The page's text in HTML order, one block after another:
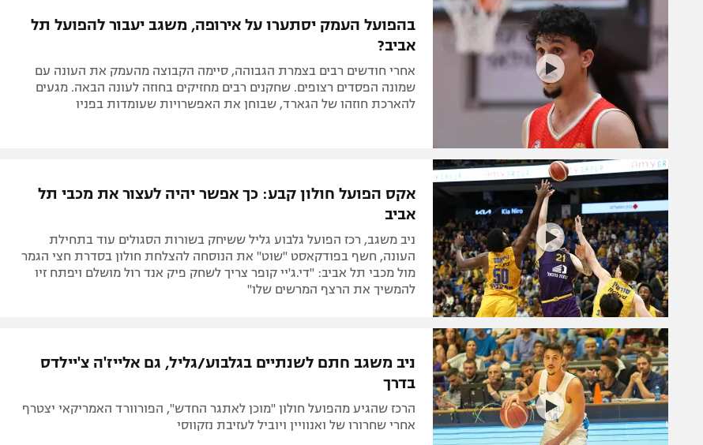
תקנון משתתפים וזוכים בפרסים
תקנון עבור פעילות אלקטרה
תקנון עבור פעילות ספורט 1 – "מרלן"
טניס
גיימינג E-Sports
תנאי שימוש
מדיניות פרטיות
תקנון פעילות ספורט 1
רשיון להקרנה פומבית לבית עסק
הצטרפות לחבילת הערוצים
לוח דרושים – ג'ובנט
תגיות
המגזין
הפועל חיפה
מכבי נתניה
בני יהודה
בהפועל העמק יסתערו על אירופה, משגב יעבור להפועל תל
אביב?
אחרי חודשים רבים בצמרת הגבוהה, סיימה הקבוצה מהעמק את העונה עם
שמונה הפסדים רצופים. שחקנים רבים מחזיקים בחוזה לעונה הבאה. מגעים
להארכת חוזהו של הגארד, שבוחן את האפשרויות שעומדות בפניו
אקס הפועל חולון קבע: כך אפשר יהיה לעצור את מכבי תל
אביב
ניב משגב, רכז הפועל גלבוע גליל ששיחק בשורות הסגולים עוד בתחילת
העונה, חשף בפודקאסט "שוט" את הנוסחה להצלחת חולון בסדרת חצי הגמר
מול מכבי תל אביב: "די.ג'יי קופר צריך לשחק פיק אנד רול מושלם ויפתח זיו
להמשיך את הרצף המרשים שלו"
ניב משגב חתם לשנתיים בגלבוע/גליל, גם אלייז'ה צ'יילדס
בדרך
הרכז שהגיע מהפועל חולון "מוכן לאתגר החדש", הפורוורד האמריקאי יצטרף
אחרי שחרורו של ואנוויין ויוביל לעזיבת נזקווסי